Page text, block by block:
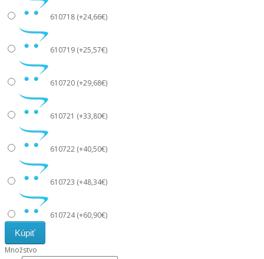
610718 (+24,66€)
610719 (+25,57€)
610720 (+29,68€)
610721 (+33,80€)
610722 (+40,50€)
610723 (+48,34€)
610724 (+60,90€)
Kúpiť
Množstvo